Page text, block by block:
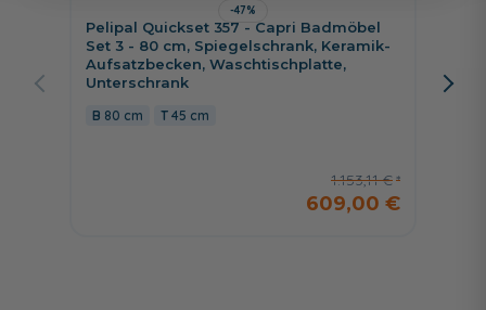
-47%
Pelipal Quickset 357 - Capri Badmöbel
Set 3 - 80 cm, Spiegelschrank, Keramik-
Aufsatzbecken, Waschtischplatte,
Unterschrank
80 cm 45 cm
1.153,11 €
609,00 €
cm,